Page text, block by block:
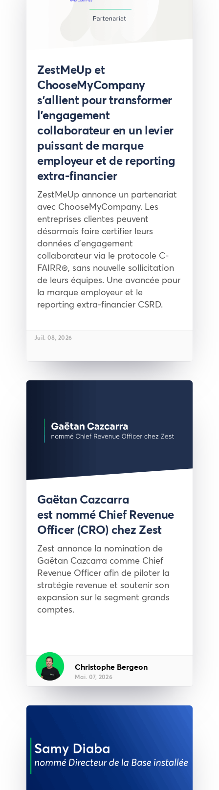
ZestMeUp et
ChooseMyCompany
s’allient pour transformer
l’engagement
collaborateur en un levier
puissant de marque
employeur et de reporting
extra-financier
ZestMeUp annonce un partenariat
avec ChooseMyCompany. Les
entreprises clientes peuvent
désormais faire certifier leurs
données d'engagement
collaborateur via le protocole C-
FAIRR®, sans nouvelle sollicitation
de leurs équipes. Une avancée pour
la marque employeur et le
reporting extra-financier CSRD.
Juil. 08, 2026
Gaëtan Cazcarra
est nommé Chief Revenue
Officer (CRO) chez Zest
Zest annonce la nomination de
Gaëtan Cazcarra comme Chief
Revenue Officer afin de piloter la
stratégie revenue et soutenir son
expansion sur le segment grands
comptes.
Christophe Bergeon
Mai. 07, 2026